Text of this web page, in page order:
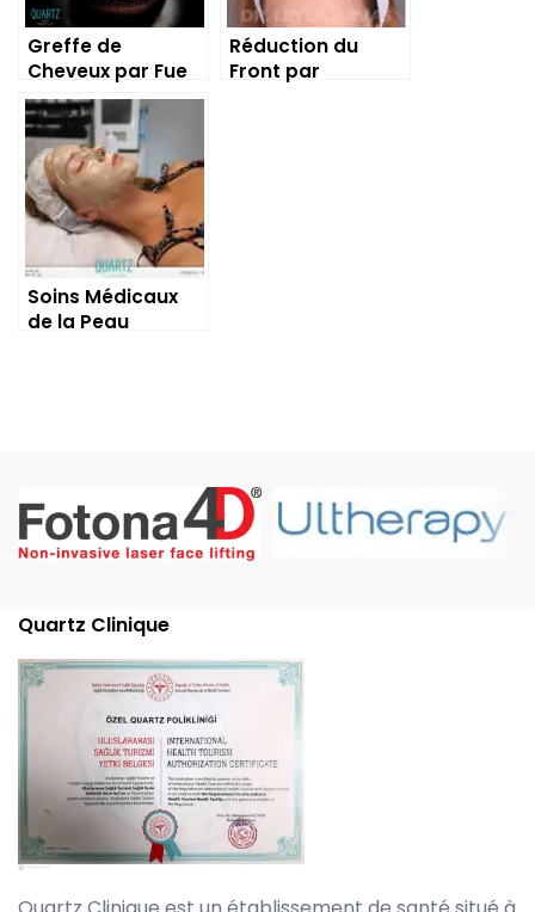
Greffe de
Cheveux par Fue
Réduction du
Front par
Soins Médicaux
de la Peau
Quartz Clinique